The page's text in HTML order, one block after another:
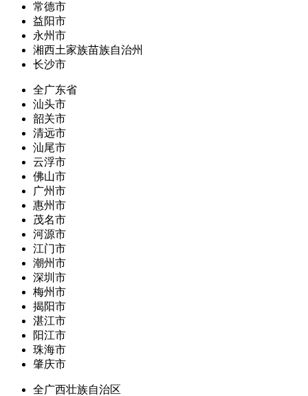
常德市
益阳市
永州市
湘西土家族苗族自治州
长沙市
全广东省
汕头市
韶关市
清远市
汕尾市
云浮市
佛山市
广州市
惠州市
茂名市
河源市
江门市
潮州市
深圳市
梅州市
揭阳市
湛江市
阳江市
珠海市
肇庆市
全广西壮族自治区